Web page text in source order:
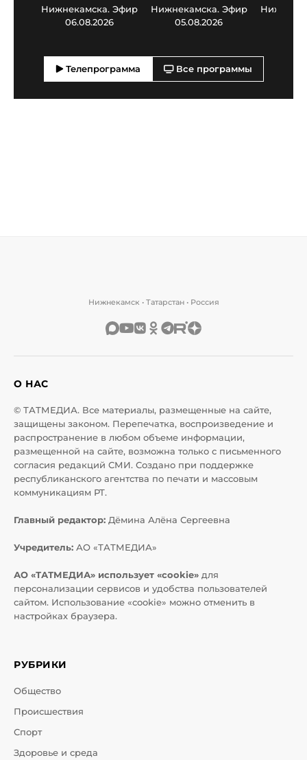
Нижнекамска. Эфир
06.08.2026
Нижнекамска. Эфир
05.08.2026
Телепрограмма Все программы
Нижнекамск • Татарстан • Россия
О НАС
© ТАТМЕДИА. Все материалы, размещенные на сайте,
защищены законом. Перепечатка, воспроизведение и
распространение в любом объеме информации,
размещенной на сайте, возможна только с письменного
согласия редакций СМИ. Создано при поддержке
республиканского агентства по печати и массовым
коммуникациям РТ.
Главный редактор: Дёмина Алёна Сергеевна
Учредитель: АО «ТАТМЕДИА»
АО «ТАТМЕДИА» использует «cookie» для
персонализации сервисов и удобства пользователей
сайтом. Использование «cookie» можно отменить в
настройках браузера.
РУБРИКИ
Общество
Происшествия
Спорт
Здоровье и среда